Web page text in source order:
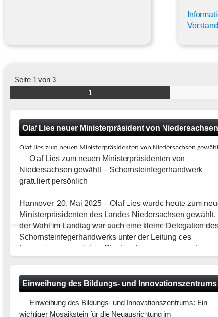
Seite 1 von 3
1
LIV Niedersachsen
Olaf Lies neuer Ministerpräsident von Niedersachsen
Olaf Lies zum neuen Ministerpräsidenten von Niedersachsen
Olaf Lies zum neuen Ministerpräsidenten von
Niedersachsen gewählt – Schornsteinfegerhandwerk
gratuliert persönlich
Hannover, 20. Mai 2025 – Olaf Lies wurde heute zum
Ministerpräsidenten des Landes Niedersachsen gewählt.
der Wahl im Landtag war auch eine kleine Delegation des
Schornsteinfegerhandwerks unter der Leitung des
Landesinnungsmeisters Stephan Langer anwesend.
dem frisch gewählten Ministerpräsidenten persönlich zu
gratulieren – selbstverständlich verbunden mit den
traditionellen Glückwünschen eines Schornsteinfegers.
Handwerk mit direktem Draht zu den Bürgerinnen und
Einweihung des Bildungs- und Innovationszentrums
Einweihung des Bildungs- und
Innovationszentrums: Ein wichtiger